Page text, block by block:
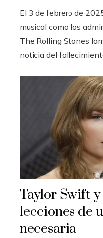
El 3 de febrero de
musical como los
The Rolling Stones
noticia del
Taylor Swift
lecciones de
necesaria